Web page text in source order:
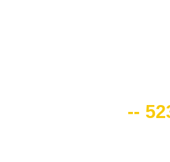
--